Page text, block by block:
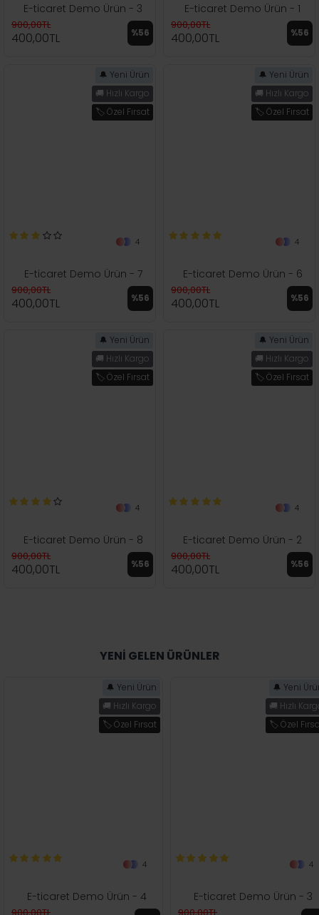
E-ticaret Demo Ürün - 3
400,00TL
900,00TL
%56
E-ticaret Demo Ürün - 1
400,00TL
900,00TL
%56
🔔 Yeni Ürün
🚚 Hızlı Kargo
🏷️ Özel Fırsat
4
E-ticaret Demo Ürün - 7
400,00TL
900,00TL
%56
🔔 Yeni Ürün
🚚 Hızlı Kargo
🏷️ Özel Fırsat
4
E-ticaret Demo Ürün - 6
400,00TL
900,00TL
%56
🔔 Yeni Ürün
🚚 Hızlı Kargo
🏷️ Özel Fırsat
4
E-ticaret Demo Ürün - 8
400,00TL
900,00TL
%56
🔔 Yeni Ürün
🚚 Hızlı Kargo
🏷️ Özel Fırsat
4
E-ticaret Demo Ürün - 2
400,00TL
900,00TL
%56
YENİ GELEN ÜRÜNLER
🔔 Yeni Ürün
🚚 Hızlı Kargo
🏷️ Özel Fırsat
4
E-ticaret Demo Ürün - 4
🔔 Yeni
🚚 Hızlı
🏷️ Özel
4
E-ticaret Demo Ürün - 3